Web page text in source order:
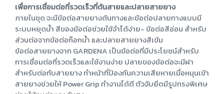
เพื่อการเชื่อมต่อที่รวดเร็วที่ต้นสายและปลายสายยาง
ภายในชุด จะมีข้อต่อสายยางต้นทางและข้อต่อปลายทางแบบมี
ระบบหยุดน้ำ สีของข้อต่อช่วยใช้จำได้ง่าย- ข้อต่อสีอ่อน สำหรับ
ส่วนต่อจากข้อต่อก๊อกน้ำ และปลายสายยางสีเข้ม
ข้อต่อสายยางจาก GARDENA เป็นข้อต่อที่มีประโยชน์สำหรับ
การเชื่อมต่อที่รวดเร็วและใช้งานง่าย ปลายของข้อต่อจะมีฝา
สำหรับต่อกับสายยาง ทำหน้าที่ป้องกันความเสียหายเมื่อหมุนเข้า
สายยางช่วยให้ Power Grip ทำงานได้ดี ตัวจับยึดมีรูปทรงพิเศษ